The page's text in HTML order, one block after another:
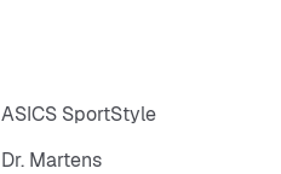
ASICS SportStyle
Dr. Martens